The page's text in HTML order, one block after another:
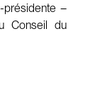
présidente –
Conseil du